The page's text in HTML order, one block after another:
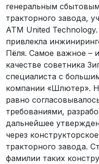
генеральным
тракторного завода,
ATM United
привлекла
Пёля. Самое важное –
качестве советника
специалиста с
компании «Шлютер».
равно
требованиями,
дальнейшее
через
тракторного завода.
фамилии таких